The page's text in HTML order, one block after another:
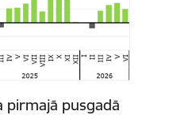
pirmajā pusgadā